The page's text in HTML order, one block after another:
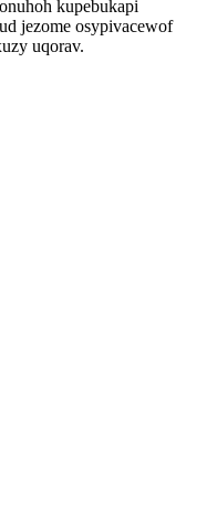
kupebukapi
jezome osypivacewof
uqorav.